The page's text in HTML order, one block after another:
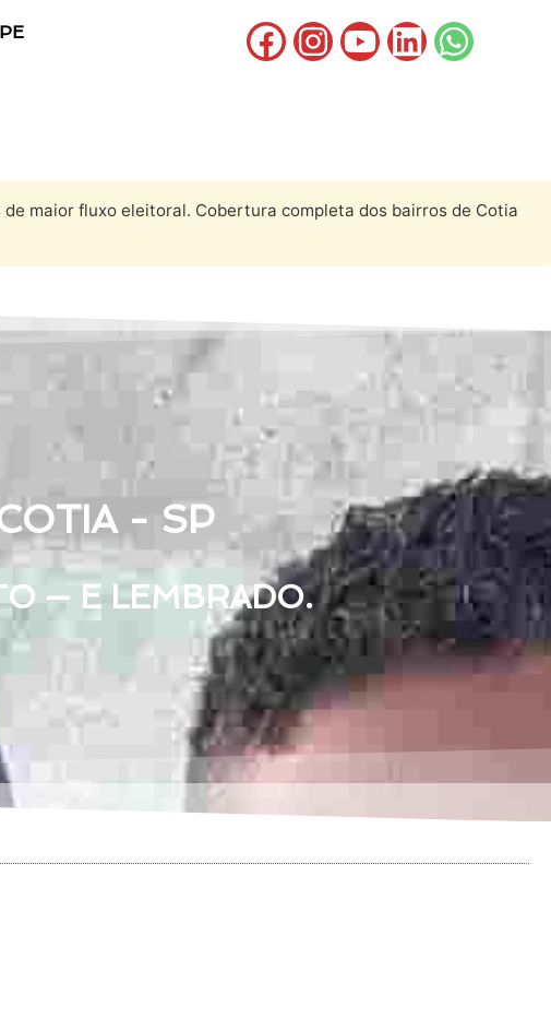
maior fluxo eleitoral. Cobertura completa dos bairros de Cotia
- SP
— E LEMBRADO.